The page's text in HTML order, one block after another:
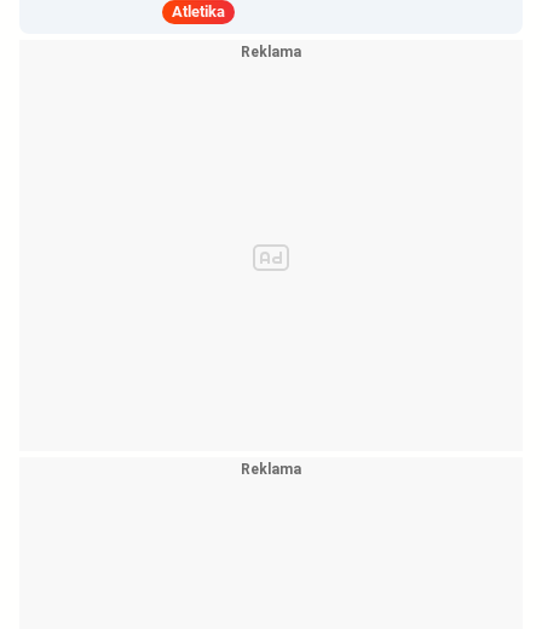
Prozradila strategii
Atletika